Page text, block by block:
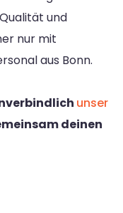
und
nur mit
aus Bonn.
unser
deinen